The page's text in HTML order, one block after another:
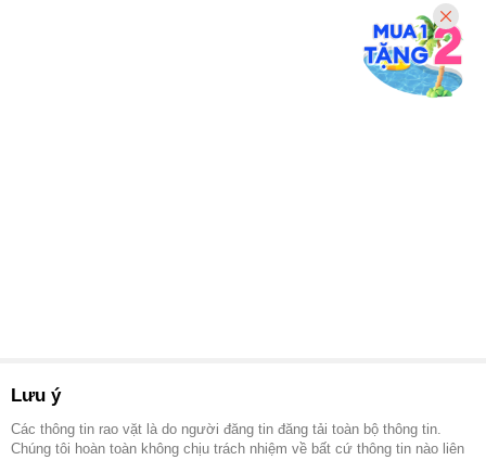
Lưu ý
Các thông tin rao vặt là do người đăng tin đăng tải toàn bộ thông tin.
Chúng tôi hoàn toàn không chịu trách nhiệm về bất cứ thông tin nào liên